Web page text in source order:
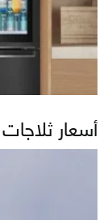
أسعار ثلاجات LG في العراق